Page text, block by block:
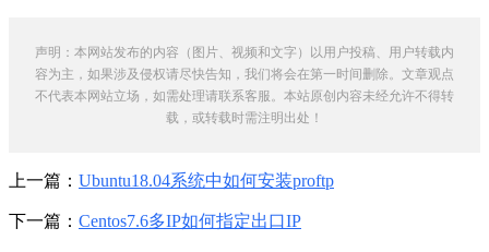
声明：本网站发布的内容（图片、视频和文字）以用户投稿、用户转载内
容为主，如果涉及侵权请尽快告知，我们将会在第一时间删除。文章观点
不代表本网站立场，如需处理请联系客服。本站原创内容未经允许不得转
载，或转载时需注明出处！
上一篇： Ubuntu18.04系统中如何安装proftp
下一篇： Centos7.6多IP如何指定出口IP